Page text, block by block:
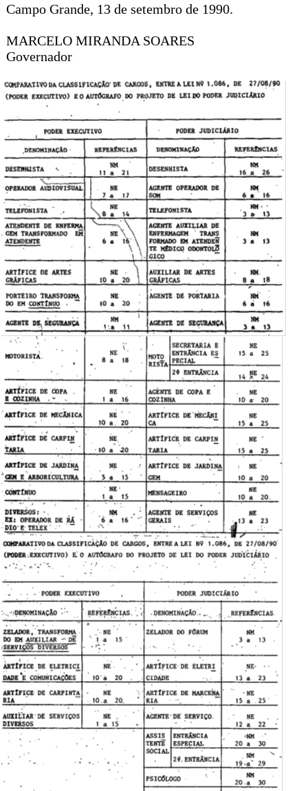
Campo Grande, 13 de setembro de 1990.
MARCELO MIRANDA SOARES
Governador